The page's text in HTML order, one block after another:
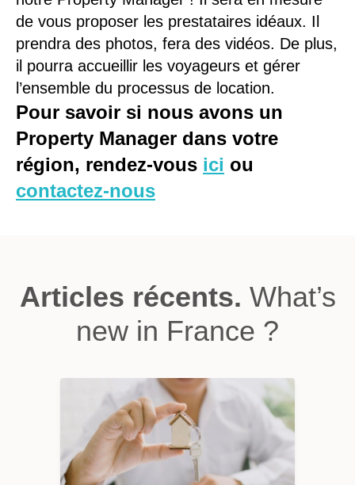
de vous proposer les prestataires idéaux. Il
prendra des photos, fera des vidéos. De plus,
il pourra accueillir les voyageurs et gérer
l’ensemble du processus de location.
Pour savoir si nous avons un
Property Manager dans votre
région, rendez-vous ici ou
contactez-nous
Articles récents. What’s
new in France ?